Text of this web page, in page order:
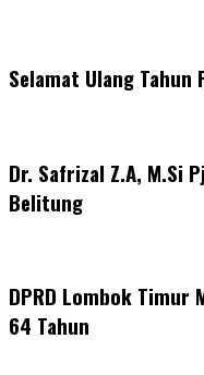
Selamat Ulang Tahun
Dr. Safrizal Z.A, M.Si
Belitung
DPRD Lombok Timur
64 Tahun